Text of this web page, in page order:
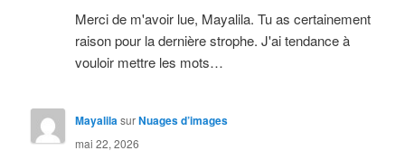
Merci de m'avoir lue, Mayalila. Tu as certainement
raison pour la dernière strophe. J'ai tendance à
vouloir mettre les mots…
MayalilasurNuages d’images
mai 22, 2026